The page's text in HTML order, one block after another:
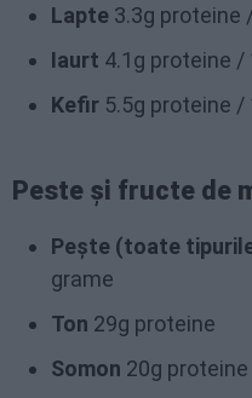
Lapte 3.3g proteine
Iaurt 4.1g proteine /
Kefir 5.5g proteine /
Peste și fructe de
Pește (toate
grame
Ton 29g proteine
Somon 20g proteine